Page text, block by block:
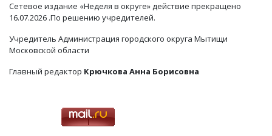
Сетевое издание «Неделя в округе» действие прекращено
16.07.2026 .По решению учредителей.
Учредитель Администрация городского округа Мытищи
Московской области
Главный редактор Крючкова Анна Борисовна